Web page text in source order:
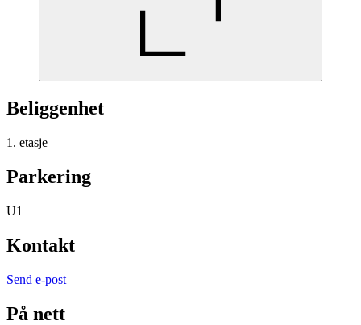
Beliggenhet
1. etasje
Parkering
U1
Kontakt
Send e-post
På nett